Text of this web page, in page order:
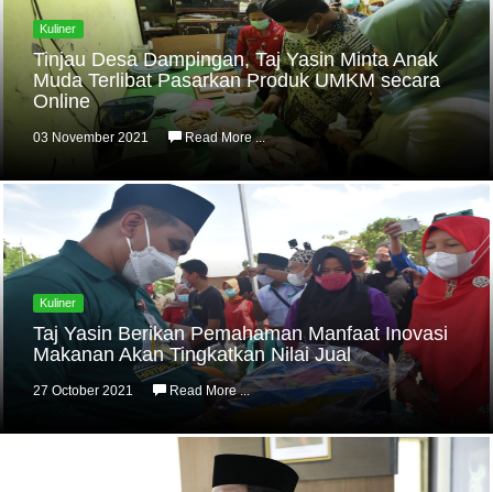
Kuliner
Tinjau Desa Dampingan, Taj Yasin Minta Anak
Muda Terlibat Pasarkan Produk UMKM secara
Online
03 November 2021 Read More ...
Kuliner
Taj Yasin Berikan Pemahaman Manfaat Inovasi
Makanan Akan Tingkatkan Nilai Jual
27 October 2021 Read More ...